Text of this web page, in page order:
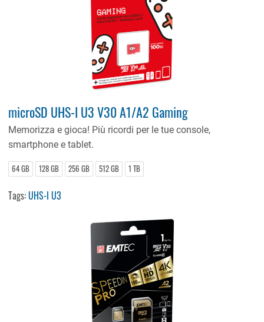
microSD UHS-I U3 V30 A1/A2 Gaming
Memorizza e gioca! Più ricordi per le tue console,
smartphone e tablet.
64 GB 128 GB 256 GB 512 GB 1 TB
Tags:UHS-I U3